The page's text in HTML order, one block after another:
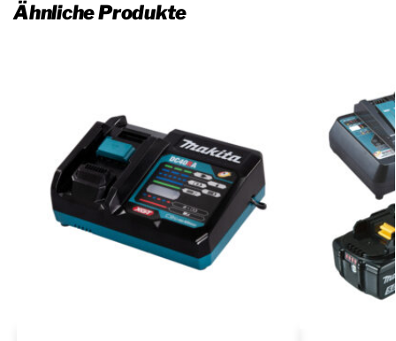
Ähnliche Produkte